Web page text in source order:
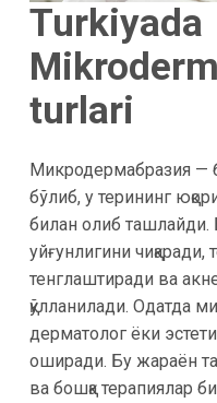
Turkiyada
turlari
Микродермабразия —
бўлиб, у терининг
билан олиб ташлайди.
уйғунлигини чиқаради,
тенглаштиради ва
қўлланилади. Одатда
дерматолог ёки
оширади. Бу жараён
ва бошқа терапиялар